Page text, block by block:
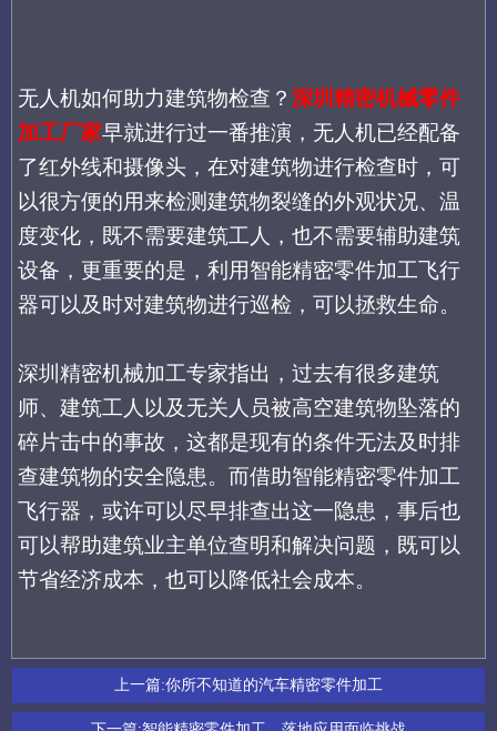
无人机如何助力建筑物检查？ 深圳精密机械零件
加工厂家早就进行过一番推演，无人机已经配备
了红外线和摄像头，在对建筑物进行检查时，可
以很方便的用来检测建筑物裂缝的外观状况、温
度变化，既不需要建筑工人，也不需要辅助建筑
设备，更重要的是，利用智能精密零件加工飞行
器可以及时对建筑物进行巡检，可以拯救生命。
深圳精密机械加工专家指出 ， 过去有很多建筑
师、建筑工人以及无关人员被高空建筑物坠落的
碎片击中的事故 ， 这都是现有的条件无法及时排
查建筑物的安全隐患。 而借助智能精密零件加工
飞行器 ，或许可以尽早排查出这一隐患，事后也
可以帮助建筑业主单位查明和解决问题 ，既可以
节省经济成本，也可以降低社会成本。
上一篇:你所不知道的汽车精密零件加工